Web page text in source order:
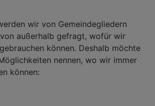
wir von Gemeindegliedern
außerhalb gefragt, wofür wir
können. Deshalb möchte
nennen, wo wir immer
können: